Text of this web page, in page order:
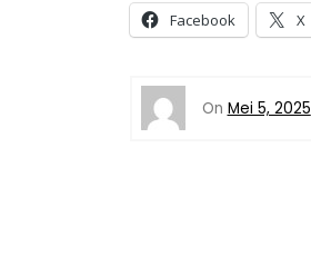
Facebook X
On Mei 5, 2025